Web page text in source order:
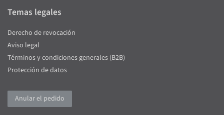
Temas legales
Derecho de revocación
Aviso legal
Términos y condiciones generales (B2B)
Protección de datos
Anular el pedido